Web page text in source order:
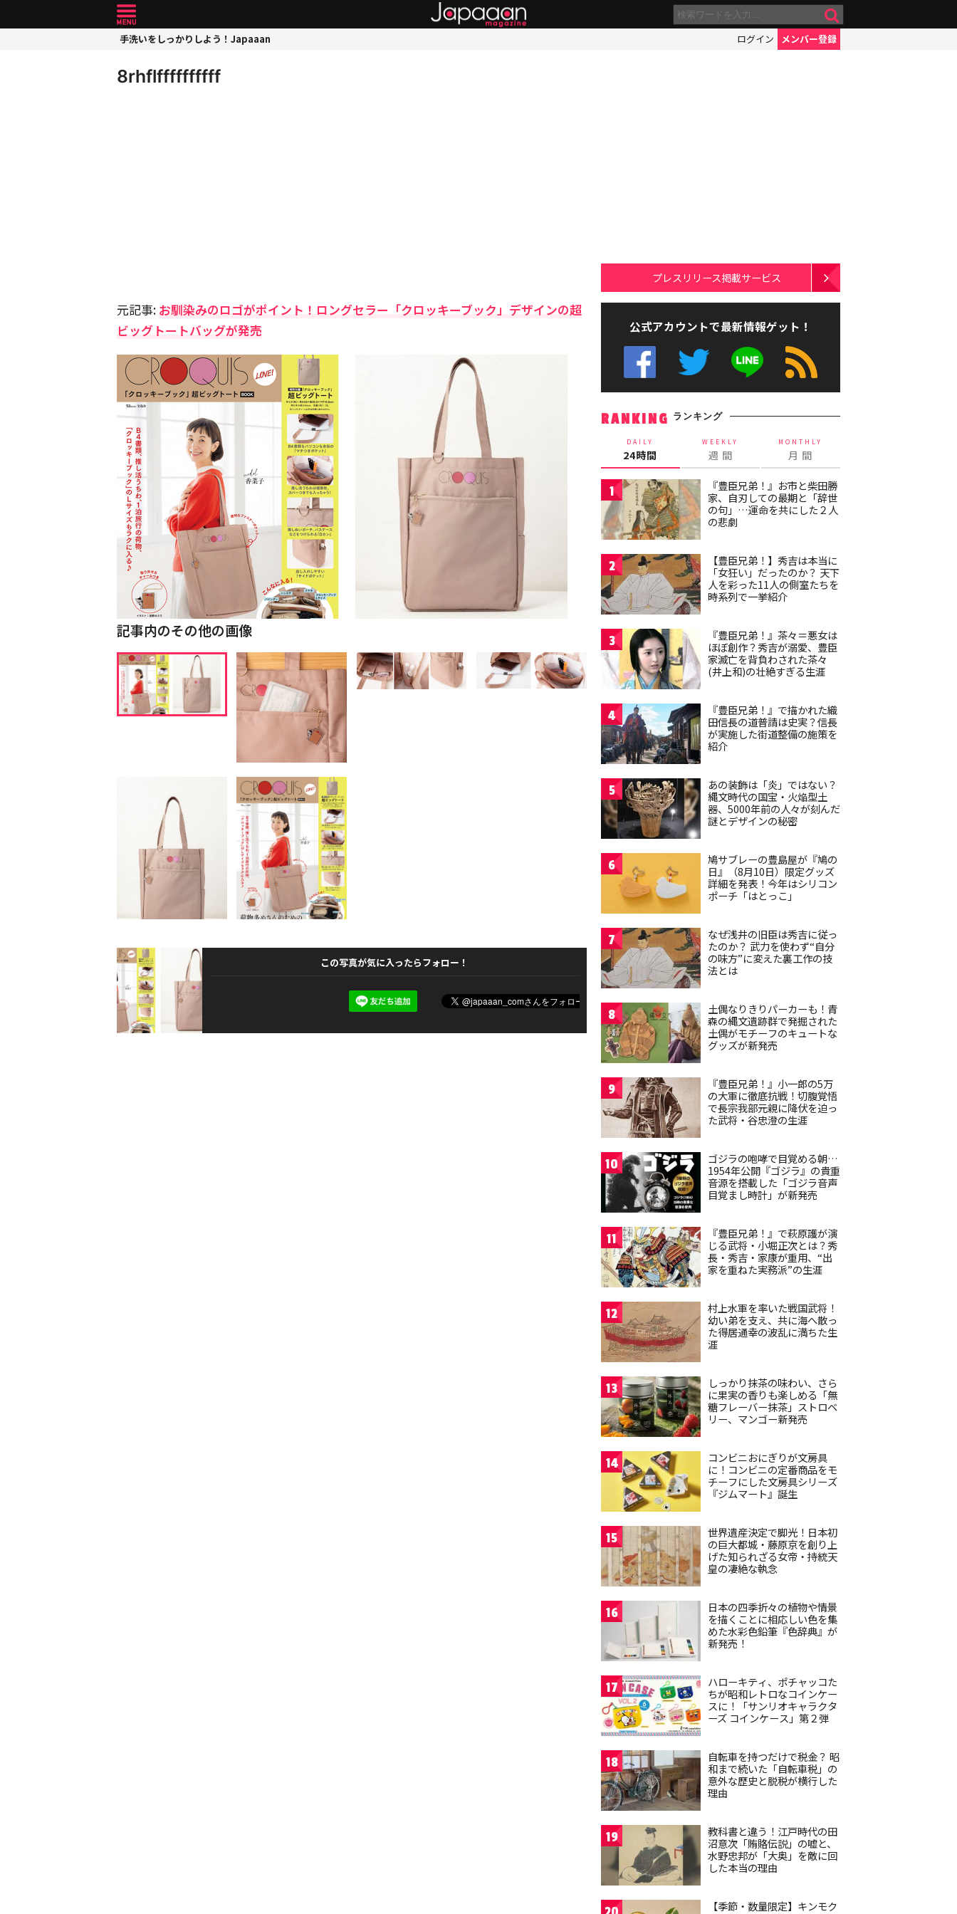
手洗いをしっかりしよう！Japaaan ログイン メンバー登録
8rhflffffffffff
元記事: お馴染みのロゴがポイント！ロングセラー「クロッキーブック」デザインの超
ビッグトートバッグが発売
記事内のその他の画像
この写真が気に入ったらフォロー！
プレスリリース掲載サービス
公式アカウントで最新情報ゲット！
RANKING ランキング
DAILY
24時間
WEEKLY
週 間
MONTHLY
月 間
1
『豊臣兄弟！』お市と柴田勝
家、自刃しての最期と「辞世
の句」…運命を共にした２人
の悲劇
2
【豊臣兄弟！】秀吉は本当に
「女狂い」だったのか？ 天下
人を彩った11人の側室たちを
時系列で一挙紹介
3
『豊臣兄弟！』茶々＝悪女は
ほぼ創作？秀吉が溺愛、豊臣
家滅亡を背負わされた茶々
(井上和)の壮絶すぎる生涯
4
『豊臣兄弟！』で描かれた織
田信長の道普請は史実？信長
が実施した街道整備の施策を
紹介
5
あの装飾は「炎」ではない？
縄文時代の国宝・火焔型土
器、5000年前の人々が刻んだ
謎とデザインの秘密
6
鳩サブレーの豊島屋が『鳩の
日』（8月10日）限定グッズ
詳細を発表！今年はシリコン
ポーチ「はとっこ」
7
なぜ浅井の旧臣は秀吉に従っ
たのか？ 武力を使わず“自分
の味方”に変えた裏工作の技
法とは
8
土偶なりきりパーカーも！青
森の縄文遺跡群で発掘された
土偶がモチーフのキュートな
グッズが新発売
9
『豊臣兄弟！』小一郎の5万
の大軍に徹底抗戦！切腹覚悟
で長宗我部元親に降伏を迫っ
た武将・谷忠澄の生涯
10
ゴジラの咆哮で目覚める朝…
1954年公開『ゴジラ』の貴重
音源を搭載した「ゴジラ音声
目覚まし時計」が新発売
11
『豊臣兄弟！』で萩原護が演
じる武将・小堀正次とは？秀
長・秀吉・家康が重用、“出
家を重ねた実務派”の生涯
12
村上水軍を率いた戦国武将！
幼い弟を支え、共に海へ散っ
た得居通幸の波乱に満ちた生
涯
13
しっかり抹茶の味わい、さら
に果実の香りも楽しめる「無
糖フレーバー抹茶」ストロベ
リー、マンゴー新発売
14
コンビニおにぎりが文房具
に！コンビニの定番商品をモ
チーフにした文房具シリーズ
『ジムマート』誕生
15
世界遺産決定で脚光！日本初
の巨大都城・藤原京を創り上
げた知られざる女帝・持統天
皇の凄絶な執念
16
日本の四季折々の植物や情景
を描くことに相応しい色を集
めた水彩色鉛筆『色辞典』が
新発売！
17
ハローキティ、ポチャッコた
ちが昭和レトロなコインケー
スに！「サンリオキャラクタ
ーズ コインケース」第２弾
18
自転車を持つだけで税金？ 昭
和まで続いた「自転車税」の
意外な歴史と脱税が横行した
理由
19
教科書と違う！江戸時代の田
沼意次「賄賂伝説」の嘘と、
水野忠邦が「大奥」を敵に回
した本当の理由
【季節・数量限定】キンモク